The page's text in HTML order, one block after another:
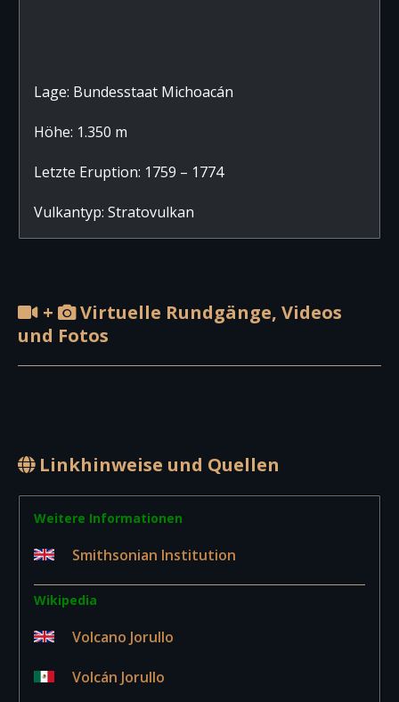
Lage: Bundesstaat Michoacán
Höhe: 1.350 m
Letzte Eruption: 1759 – 1774
Vulkantyp: Stratovulkan
+
Virtuelle Rundgänge, Videos
und Fotos
Linkhinweise und Quellen
Weitere Informationen
Smithsonian Institution
Wikipedia
Volcano Jorullo
Volcán Jorullo